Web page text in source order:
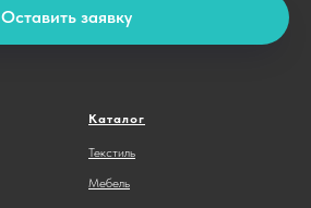
Оставить заявку
Каталог
Текстиль
Мебель